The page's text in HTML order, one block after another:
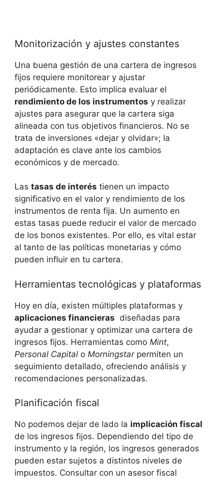
Monitorización y ajustes constantes
Una buena ‌gestión de ​una cartera ‍de⁣ ingresos
fijos requiere monitorear y ajustar
⁤periódicamente. Esto implica evaluar‍ el
rendimiento de ‍los instrumentos y realizar
ajustes para asegurar que ‌la ⁣cartera siga
alineada‍ con tus‍ objetivos⁣ financieros. No se
trata de⁤ inversiones «dejar y olvidar»; la
adaptación es clave ante los⁢ cambios
económicos y de ‌mercado.
Las tasas‍ de interés ⁤tienen un impacto
significativo ​en el ⁣valor y rendimiento de ‍los‌
instrumentos de renta⁤ fija. Un aumento en
estas tasas puede reducir el⁤ valor de mercado
de los bonos existentes. Por​ ello, ⁣es vital estar‍
al⁣ tanto⁢ de las políticas ⁤monetarias y cómo
pueden influir en‍ tu cartera.
Herramientas tecnológicas y ​plataformas
Hoy en día, existen múltiples plataformas y
aplicaciones financieras ⁢ diseñadas para ​
ayudar‌ a gestionar y ​optimizar una ‌cartera⁢ de
ingresos fijos. ‌Herramientas⁢ como Mint,
Personal Capital o Morningstarpermiten un
seguimiento‍ detallado, ofreciendo análisis y
recomendaciones personalizadas.
Planificación fiscal
No‌ podemos⁤ dejar de lado la implicación ‍fiscal
de los ingresos fijos. Dependiendo ‌del tipo de
instrumento y la región, los ingresos ⁤generados
pueden estar sujetos a distintos niveles de
impuestos.‌ Consultar con ⁢un ⁢asesor⁢ fiscal